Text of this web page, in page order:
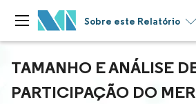
Sobre este Relatório
TAMANHO E ANÁLISE
PARTICIPAÇÃO DO